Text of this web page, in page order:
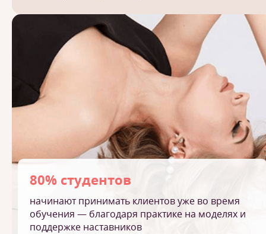
80% студентов
начинают принимать клиентов уже во время
обучения — благодаря практике на моделях и
поддержке наставников